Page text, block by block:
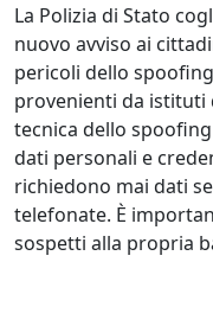
La Polizia di Stato
nuovo avviso ai
pericoli dello
provenienti da istituti
tecnica dello
dati personali e
richiedono mai dati
telefonate. È
sospetti alla propria